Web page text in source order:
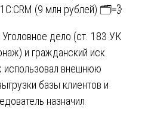
(9 млн рублей) 🗂️💨
Уголовное дело (ст. 183 УК
и гражданский иск.
использовал внешнюю
базы клиентов и
назначил